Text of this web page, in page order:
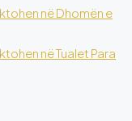
në Dhomën e
në Tualet Para